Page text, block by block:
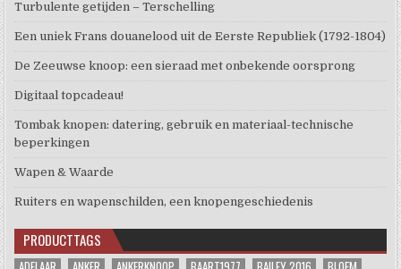
Turbulente getijden – Terschelling
Een uniek Frans douanelood uit de Eerste Republiek (1792-1804)
De Zeeuwse knoop: een sieraad met onbekende oorsprong
Digitaal topcadeau!
Tombak knopen: datering, gebruik en materiaal-technische
beperkingen
Wapen & Waarde
Ruiters en wapenschilden, een knopengeschiedenis
PRODUCTTAGS